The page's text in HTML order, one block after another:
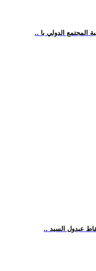
المجتمع الدولي با
عبدول السيد